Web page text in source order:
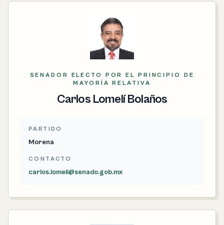
SENADOR ELECTO POR EL PRINCIPIO DE
MAYORÍA RELATIVA
Carlos Lomelí Bolaños
PARTIDO
Morena
CONTACTO
carlos.lomeli@senado.gob.mx